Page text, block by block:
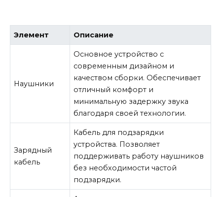
Элемент Описание
Наушники
Основное устройство с
современным дизайном и
качеством сборки. Обеспечивает
отличный комфорт и
минимальную задержку звука
благодаря своей технологии.
Зарядный
кабель
Кабель для подзарядки
устройства. Позволяет
поддерживать работу наушников
без необходимости частой
подзарядки.